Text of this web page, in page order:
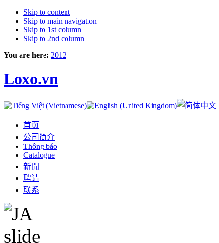
Skip to content
Skip to main navigation
Skip to 1st column
Skip to 2nd column
You are here: 2012
Loxo.vn
首页
公司简介
Thông báo
Catalogue
新聞
聘请
联系